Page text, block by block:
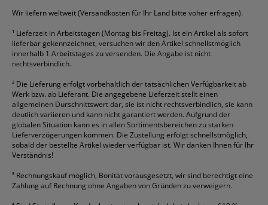
HP
alle Marken anzeigen
Wir liefern weltweit (Versandkosten für Ihr Land bitte voher erfragen).
¹ Lieferzeit in Arbeitstagen (Montag bis Freitag). Ist ein Artikel als sofort
lieferbar gekennzeichnet, versuchen wir den Artikel schnellstmöglich
innerhalb 1 Arbeitstages zu versenden. Die Angabe ist nicht
rechtsverbindlich.
² Die Lieferung erfolgt vorbehaltlich der tatsächlichen Verfügbarkeit ab
Werk bzw. ab Lieferant. Die angegebene Lieferzeit stellt einen
allgemeinen Durschnittswert dar, sie ist nicht rechtsverbindlich, sie kann
deutlich variieren und kann nicht garantiert werden. Aufgrund der
globalen Situation kann es in allen Sortimentsbereichen zu starken
Lieferverzögerungen kommen. Die Zustellung erfolgt schnellstmöglich,
sobald der bestellte Artikel wieder verfügbar ist. Wir danken Ihnen für Ihr
Verständnis!
³ Rechnungskauf möglich, Bonität vorausgesetzt, wir sind berechtigt eine
Zahlung auf Rechnung ohne Angaben von Gründen zu verweigern.